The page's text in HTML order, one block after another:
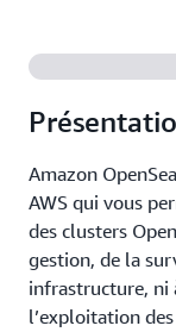
Amazon
AWS qui vous
des clusters
gestion, de la
infrastructure, ni
l’exploitation